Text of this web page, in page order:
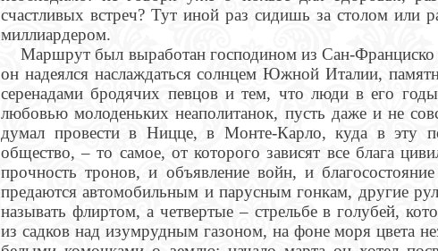
счастливых встреч? Тут иной раз сидишь за столом или
миллиардером.
Маршрут был выработан господином из Сан-
он надеялся наслаждаться солнцем Южной Италии,
серенадами бродячих певцов и тем, что люди в его
любовью молоденьких неаполитанок, пусть даже и не
думал провести в Ницце, в Монте-Карло, куда в эту
общество, – то самое, от которого зависят все блага
прочность тронов, и объявление войн, и
предаются автомобильным и парусным гонкам, другие
называть флиртом, а четвертые – стрельбе в голубей,
из садков над изумрудным газоном, на фоне моря цвета